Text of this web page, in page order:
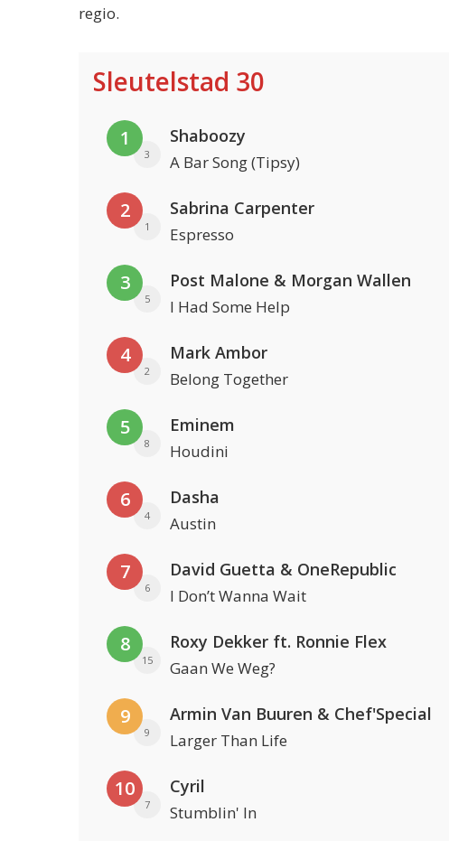
regio.
Sleutelstad 30
1
3
Shaboozy
A Bar Song (Tipsy)
2
1
Sabrina Carpenter
Espresso
3
5
Post Malone & Morgan Wallen
I Had Some Help
4
2
Mark Ambor
Belong Together
5
8
Eminem
Houdini
6
4
Dasha
Austin
7
6
David Guetta & OneRepublic
I Don’t Wanna Wait
8
15
Roxy Dekker ft. Ronnie Flex
Gaan We Weg?
9
9
Armin Van Buuren & Chef'Special
Larger Than Life
10
7
Cyril
Stumblin' In